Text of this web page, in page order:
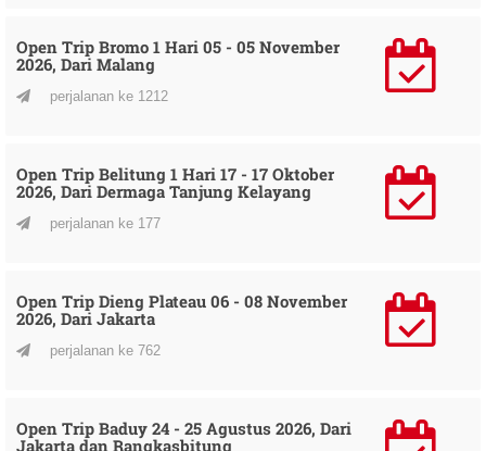
Open Trip Bromo 1 Hari 05 - 05 November
2026, Dari Malang
perjalanan ke 1212
Open Trip Belitung 1 Hari 17 - 17 Oktober
2026, Dari Dermaga Tanjung Kelayang
perjalanan ke 177
Open Trip Dieng Plateau 06 - 08 November
2026, Dari Jakarta
perjalanan ke 762
Open Trip Baduy 24 - 25 Agustus 2026, Dari
Jakarta dan Rangkasbitung